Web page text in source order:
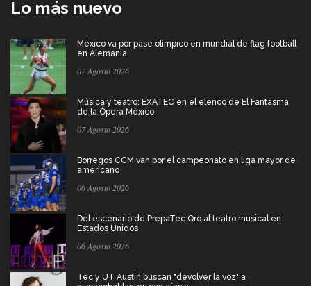
Lo más nuevo
México va por pase olímpico en mundial de flag football
en Alemania
07 Agosto 2026
Música y teatro: EXATEC en el elenco de El Fantasma
de la Ópera México
07 Agosto 2026
Borregos CCM van por el campeonato en liga mayor de
americano
06 Agosto 2026
Del escenario de PrepaTec Qro al teatro musical en
Estados Unidos
06 Agosto 2026
Tec y UT Austin buscan "devolver la voz" a